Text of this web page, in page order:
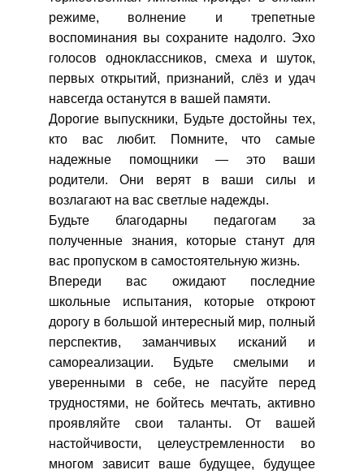
режиме, волнение и трепетные
воспоминания вы сохраните надолго. Эхо
голосов одноклассников, смеха и шуток,
первых открытий, признаний, слёз и удач
навсегда останутся в вашей памяти.
Дорогие выпускники, Будьте достойны тех,
кто вас любит. Помните, что самые
надежные помощники — это ваши
родители. Они верят в ваши силы и
возлагают на вас светлые надежды.
Будьте благодарны педагогам за
полученные знания, которые станут для
вас пропуском в самостоятельную жизнь.
Впереди вас ожидают последние
школьные испытания, которые откроют
дорогу в большой интересный мир, полный
перспектив, заманчивых исканий и
самореализации. Будьте смелыми и
уверенными в себе, не пасуйте перед
трудностями, не бойтесь мечтать, активно
проявляйте свои таланты. От вашей
настойчивости, целеустремленности во
многом зависит ваше будущее, будущее